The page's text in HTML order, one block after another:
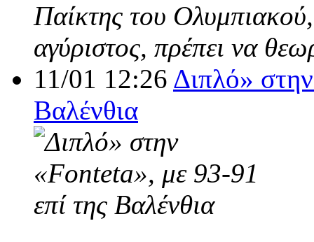
Παίκτης του
αγύριστος, πρέπει να
11/01 12:26 Διπλό»
Βαλένθια